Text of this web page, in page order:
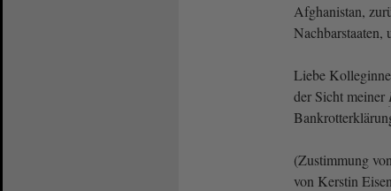
Afghanistan,
Nachbarstaaten,
Liebe
der Sicht meiner
(Zustimmung
von Kerstin